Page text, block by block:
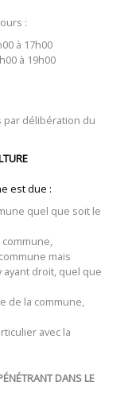
:
à 17h00
à 19h00
délibération du
est due :
quel que soit le
mais
droit, quel que
de la commune,
avec la
DANS LE